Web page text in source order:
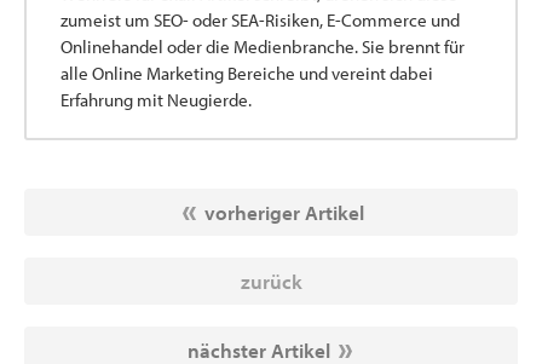
zumeist um SEO- oder SEA-Risiken, E-Commerce und
Onlinehandel oder die Medienbranche. Sie brennt für
alle Online Marketing Bereiche und vereint dabei
Erfahrung mit Neugierde.
vorheriger Artikel
zurück
nächster Artikel